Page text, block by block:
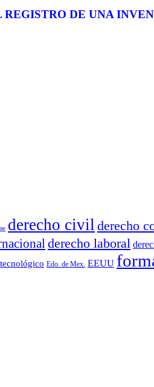
DE UNA
derecho civil derecho
derecho laboral
Edo. de Mex. EEUU